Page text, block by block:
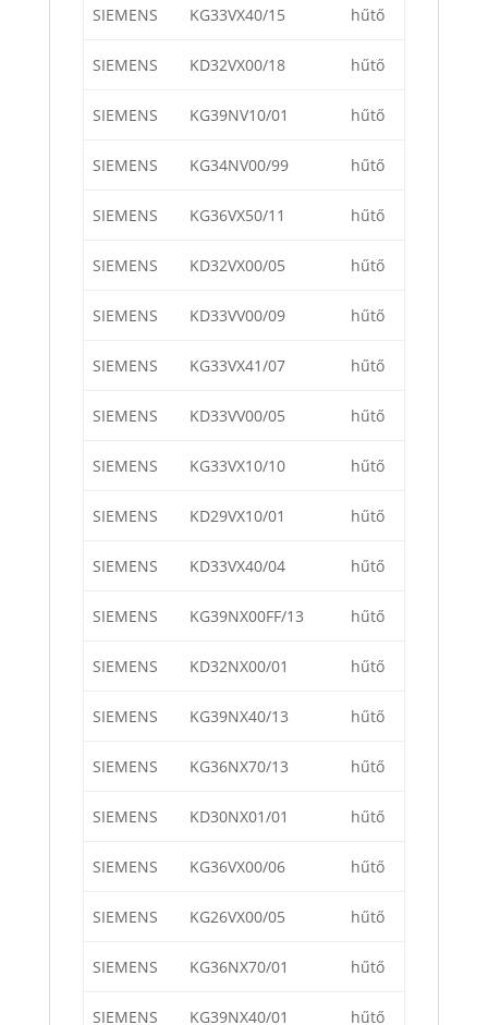
SIEMENS KG33VX40/15 hűtő
SIEMENS KD32VX00/18 hűtő
SIEMENS KG39NV10/01 hűtő
SIEMENS KG34NV00/99 hűtő
SIEMENS KG36VX50/11 hűtő
SIEMENS KD32VX00/05 hűtő
SIEMENS KD33VV00/09 hűtő
SIEMENS KG33VX41/07 hűtő
SIEMENS KD33VV00/05 hűtő
SIEMENS KG33VX10/10 hűtő
SIEMENS KD29VX10/01 hűtő
SIEMENS KD33VX40/04 hűtő
SIEMENS KG39NX00FF/13 hűtő
SIEMENS KD32NX00/01 hűtő
SIEMENS KG39NX40/13 hűtő
SIEMENS KG36NX70/13 hűtő
SIEMENS KD30NX01/01 hűtő
SIEMENS KG36VX00/06 hűtő
SIEMENS KG26VX00/05 hűtő
SIEMENS KG36NX70/01 hűtő
SIEMENS KG39NX40/01 hűtő